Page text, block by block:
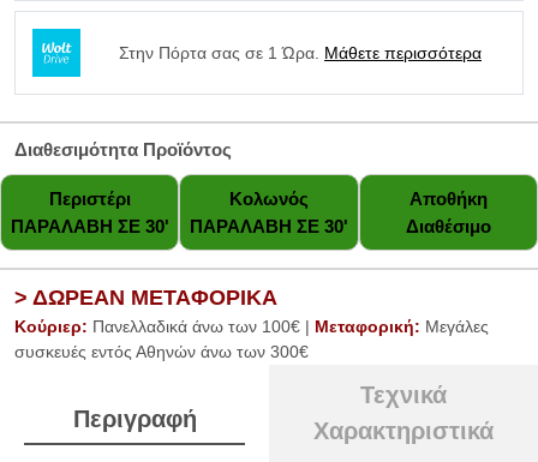
Στην Πόρτα σας σε 1 Ώρα. Μάθετε περισσότερα
Διαθεσιμότητα Προϊόντος
Περιστέρι
ΠΑΡΑΛΑΒΗ ΣΕ 30'
Κολωνός
ΠΑΡΑΛΑΒΗ ΣΕ 30'
Αποθήκη
Διαθέσιμο
> ΔΩΡΕΑΝ ΜΕΤΑΦΟΡΙΚΑ
Κούριερ: Πανελλαδικά άνω των 100€ | Μεταφορική: Μεγάλες
συσκευές εντός Αθηνών άνω των 300€
Περιγραφή
Τεχνικά
Χαρακτηριστικά